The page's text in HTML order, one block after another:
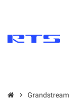
chevron_right Grandstream